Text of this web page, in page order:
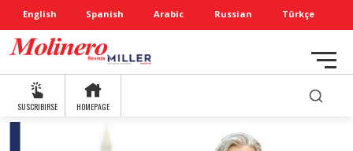
English Spanish Arabic Russian Türkçe
SUSCRIBIRSE HOMEPAGE